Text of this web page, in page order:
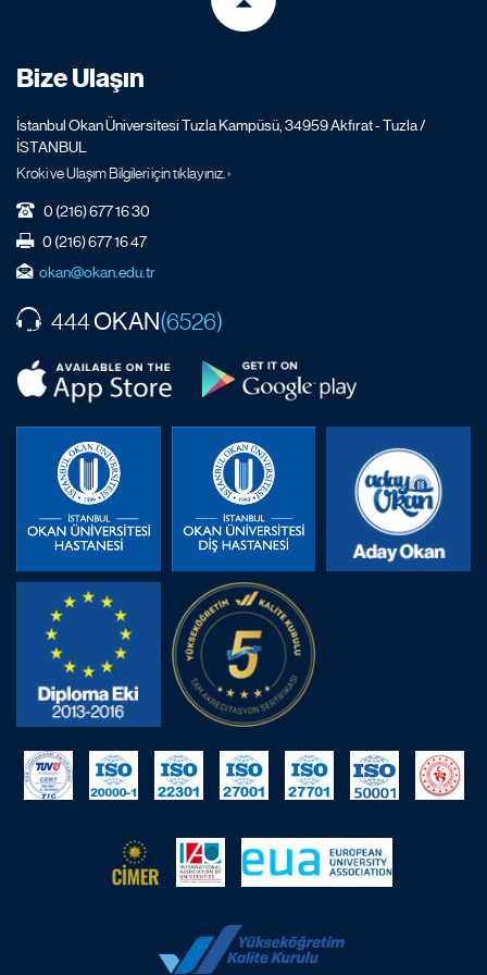
Bize Ulaşın
İstanbul Okan Üniversitesi Tuzla Kampüsü, 34959 Akfırat - Tuzla /
İSTANBUL
Kroki ve Ulaşım Bilgileri için tıklayınız. ›
0 (216) 677 16 30
0 (216) 677 16 47
okan@okan.edu.tr
444OKAN(6526)